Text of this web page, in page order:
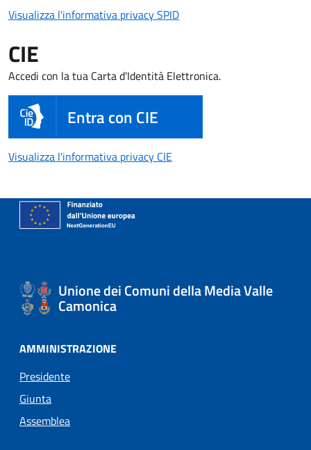
Visualizza l'informativa privacy SPIDVisualizza l'informativa
CIE
Accedi con la tua Carta d'Identità Elettronica.
Entra con CIE
Visualizza l'informativa privacy CIEVisualizza l'informativa
Unione dei Comuni della Media Valle
Camonica
AMMINISTRAZIONE
Presidente
Giunta
Assemblea